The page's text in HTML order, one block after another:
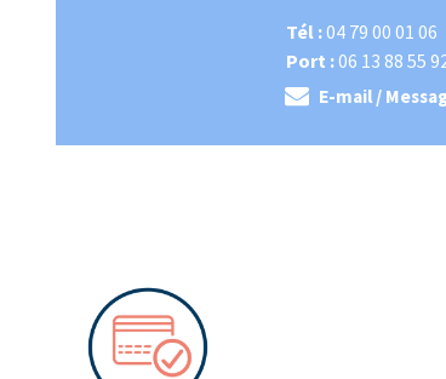
Tél :04 79 00 01 06
Port :06 13 88 55
E-mail /